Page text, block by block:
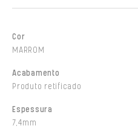
Cor
MARROM
Acabamento
Produto retificado
Espessura
7,4mm